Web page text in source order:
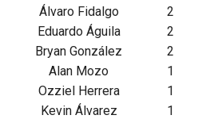
Álvaro Fidalgo
2
Eduardo Águila
2
Bryan González
2
Alan Mozo
1
Ozziel Herrera
1
Kevin Álvarez
1